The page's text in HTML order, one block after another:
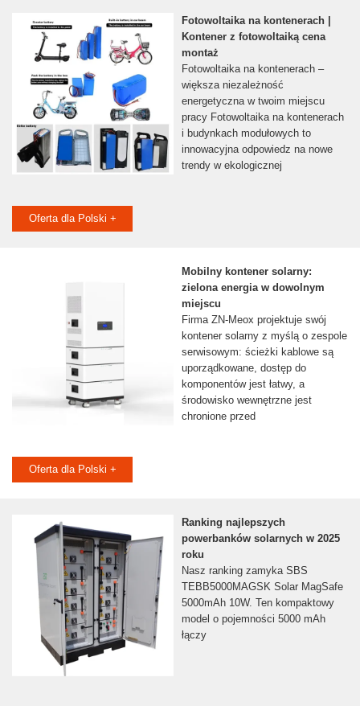
Fotowoltaika na kontenerach |
Kontener z fotowoltaiką cena
montaż
Fotowoltaika na kontenerach –
większa niezależność
energetyczna w twoim miejscu
pracy Fotowoltaika na kontenerach
i budynkach modułowych to
innowacyjna odpowiedz na nowe
trendy w ekologicznej
Oferta dla Polski +
Mobilny kontener solarny:
zielona energia w dowolnym
miejscu
Firma ZN-Meox projektuje swój
kontener solarny z myślą o zespole
serwisowym: ścieżki kablowe są
uporządkowane, dostęp do
komponentów jest łatwy, a
środowisko wewnętrzne jest
chronione przed
Oferta dla Polski +
Ranking najlepszych
powerbanków solarnych w 2025
roku
Nasz ranking zamyka SBS
TEBB5000MAGSK Solar MagSafe
5000mAh 10W. Ten kompaktowy
model o pojemności 5000 mAh
łączy